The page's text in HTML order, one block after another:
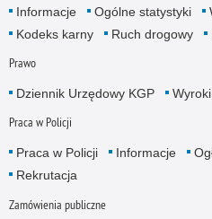
Informacje Ogólne statystyki
Kodeks karny
Ruch drogowy
Prawo
Dziennik Urzędowy KGP
Praca w Policji
Praca w Policji Informacje
Rekrutacja
Zamówienia publiczne